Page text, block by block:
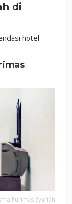
di
hotel
Purimas Syariah